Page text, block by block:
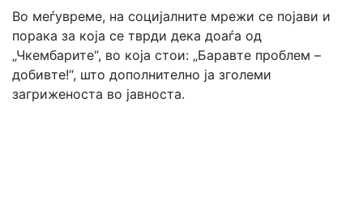
Во меѓувреме, на социјалните мрежи се појави и
порака за која се тврди дека доаѓа од
„Чкембарите“, во која стои: „Баравте проблем –
добивте!“, што дополнително ја зголеми
загриженоста во јавноста.